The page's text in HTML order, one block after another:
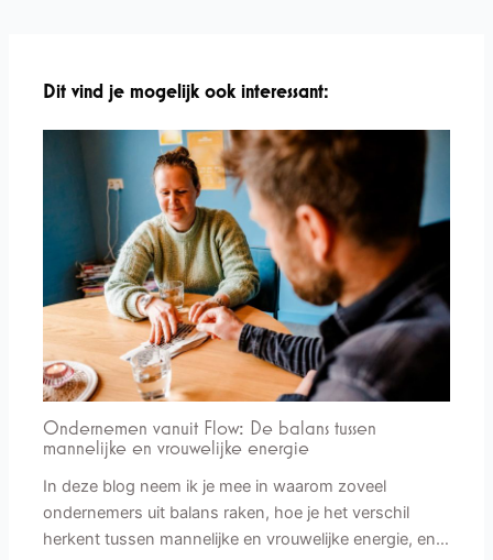
Dit vind je mogelijk ook interessant:
Ondernemen vanuit Flow: De balans tussen
mannelijke en vrouwelijke energie
In deze blog neem ik je mee in waarom zoveel
ondernemers uit balans raken, hoe je het verschil
herkent tussen mannelijke en vrouwelijke energie, en…